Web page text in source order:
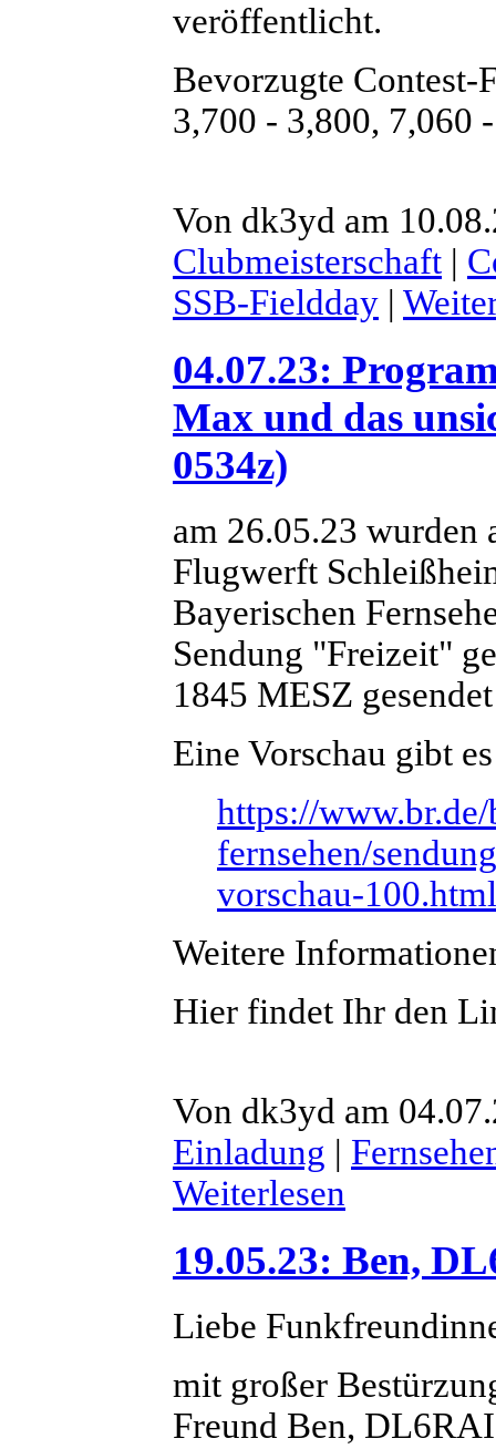
veröffentlicht.
Bevorzugte Contest-
3,700 - 3,800, 7,060
Von dk3yd am
Clubmeisterschaft |
SSB-Fieldday |
04.07.23:
Max und das
0534z)
am 26.05.23 wurden
Flugwerft
Bayerischen
Sendung "Freizeit"
1845 MESZ
Eine Vorschau gibt
https://
fernsehen/
vorschau-100.html
Weitere
Hier findet Ihr den
Von dk3yd am
Einladung |
Weiterlesen
19.05.23: Ben,
Liebe
mit großer
Freund Ben,